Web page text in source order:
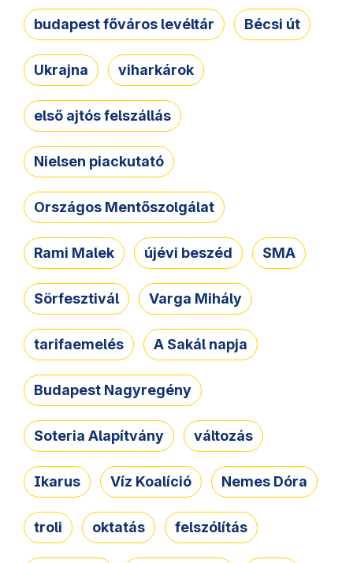
budapest főváros levéltár Bécsi út
Ukrajna viharkárok
első ajtós felszállás
Nielsen piackutató
Országos Mentőszolgálat
Rami Malek újévi beszéd SMA
Sörfesztivál Varga Mihály
tarifaemelés A Sakál napja
Budapest Nagyregény
Soteria Alapítvány változás
Ikarus Víz Koalíció Nemes Dóra
troli oktatás felszólítás